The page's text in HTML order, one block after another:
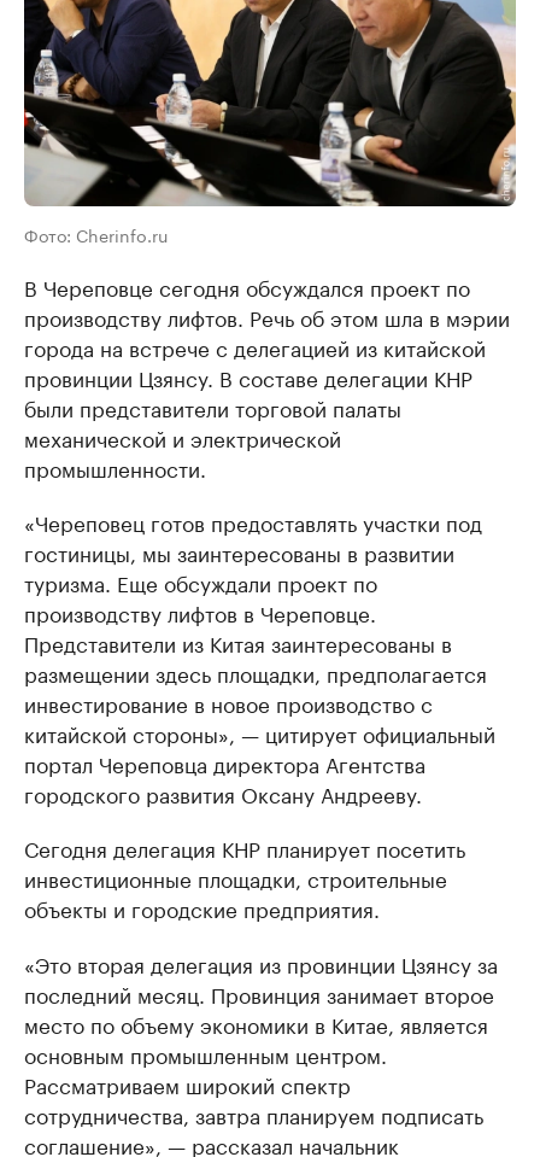
Фото: Cherinfo.ru
В Череповце сегодня обсуждался проект по
производству лифтов. Речь об этом шла в мэрии
города на встрече с делегацией из китайской
провинции Цзянсу. В составе делегации КНР
были представители торговой палаты
механической и электрической
промышленности.
«Череповец готов предоставлять участки под
гостиницы, мы заинтересованы в развитии
туризма. Еще обсуждали проект по
производству лифтов в Череповце.
Представители из Китая заинтересованы в
размещении здесь площадки, предполагается
инвестирование в новое производство с
китайской стороны», — цитирует официальный
портал Череповца директора Агентства
городского развития Оксану Андрееву.
Сегодня делегация КНР планирует посетить
инвестиционные площадки, строительные
объекты и городские предприятия.
«Это вторая делегация из провинции Цзянсу за
последний месяц. Провинция занимает второе
место по объему экономики в Китае, является
основным промышленным центром.
Рассматриваем широкий спектр
сотрудничества, завтра планируем подписать
соглашение», — рассказал начальник